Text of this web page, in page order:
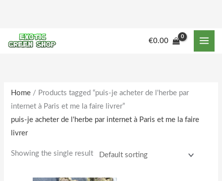
content
€0.00
r
i
c
Home / Products tagged “puis-je acheter de l'herbe par
internet à Paris et me la faire livrer”
puis-je acheter de l'herbe par internet à Paris et me la faire
livrer
Showing the single result